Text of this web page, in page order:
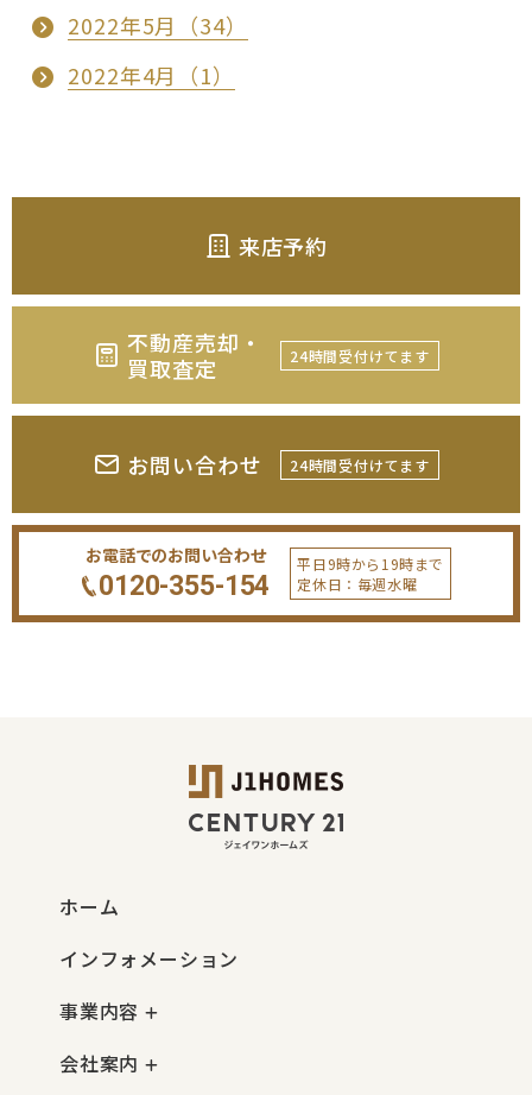
2022年5月（34）
2022年4月（1）
来店予約
不動産売却・
買取査定
24時間受付けてます
お問い合わせ 24時間受付けてます
お電話でのお問い合わせ
0120-355-154
平日9時から19時まで
定休日：毎週水曜
ホーム
インフォメーション
事業内容
会社案内